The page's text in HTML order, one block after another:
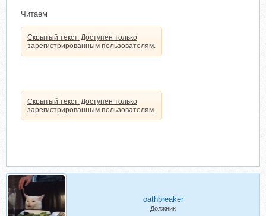
Читаем
Скрытый текст. Доступен только
зарегистрированным пользователям.
Скрытый текст. Доступен только
зарегистрированным пользователям.
oathbreaker
Должник